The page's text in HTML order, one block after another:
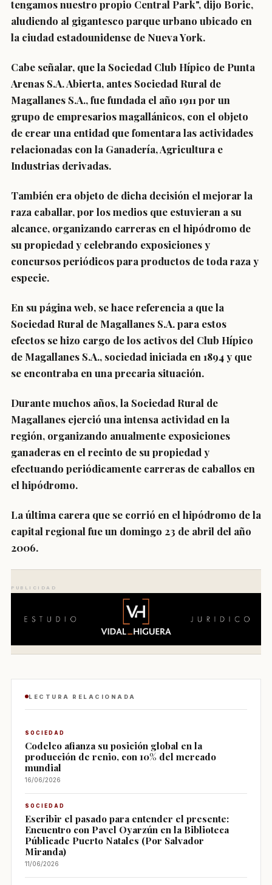
tengamos nuestro propio Central Park", dijo Boric,
aludiendo al gigantesco parque urbano ubicado en
la ciudad estadounidense de Nueva York.
Cabe señalar, que la Sociedad Club Hípico de Punta
Arenas S.A. Abierta, antes Sociedad Rural de
Magallanes S.A., fue fundada el año 1911 por un
grupo de empresarios magallánicos, con el objeto
de crear una entidad que fomentara las actividades
relacionadas con la Ganadería, Agricultura e
Industrias derivadas.
También era objeto de dicha decisión el mejorar la
raza caballar, por los medios que estuvieran a su
alcance, organizando carreras en el hipódromo de
su propiedad y celebrando exposiciones y
concursos periódicos para productos de toda raza y
especie.
En su página web, se hace referencia a que la
Sociedad Rural de Magallanes S.A. para estos
efectos se hizo cargo de los activos del Club Hípico
de Magallanes S.A., sociedad iniciada en 1894 y que
se encontraba en una precaria situación.
Durante muchos años, la Sociedad Rural de
Magallanes ejerció una intensa actividad en la
región, organizando anualmente exposiciones
ganaderas en el recinto de su propiedad y
efectuando periódicamente carreras de caballos en
el hipódromo.
La última carera que se corrió en el hipódromo de la
capital regional fue un domingo 23 de abril del año
2006.
PUBLICIDAD
LECTURA RELACIONADA
SOCIEDAD
Codelco afianza su posición global en la
producción de renio, con 10% del mercado
mundial
16/06/2026
SOCIEDAD
Escribir el pasado para entender el presente:
Encuentro con Pavel Oyarzún en la Biblioteca
Públicade Puerto Natales (Por Salvador
Miranda)
11/06/2026